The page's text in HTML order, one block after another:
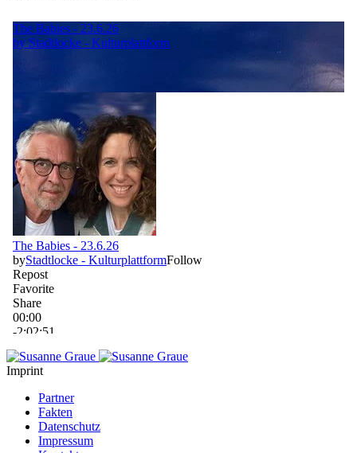
Imprint
Partner
Fakten
Datenschutz
Impressum